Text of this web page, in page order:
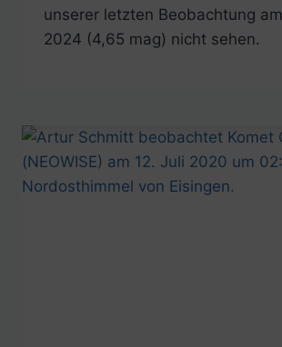
unserer letzten Beobachtung
2024 (4,65 mag) nicht sehen.